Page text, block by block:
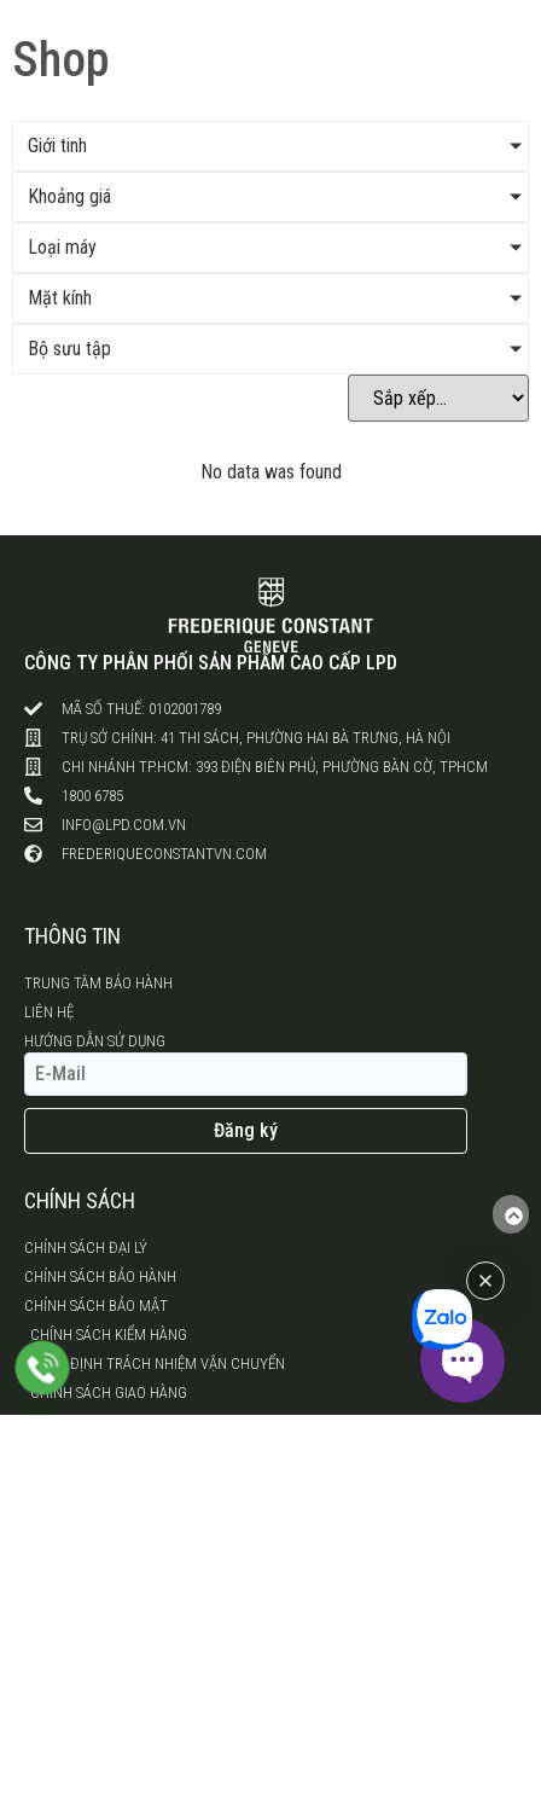
Shop
Giới tinh
Khoảng giá
Loại máy
Mặt kính
Bộ sưu tập
No data was found
CÔNG TY PHÂN PHỐI SẢN PHẨM CAO CẤP LPD
MÃ SỐ THUẾ: 0102001789
TRỤ SỞ CHÍNH: 41 THI SÁCH, PHƯỜNG HAI BÀ TRƯNG, HÀ NỘI
CHI NHÁNH TP.HCM: 393 ĐIỆN BIÊN PHỦ, PHƯỜNG BÀN CỜ, TPHCM
1800 6785
INFO@LPD.COM.VN
FREDERIQUECONSTANTVN.COM
THÔNG TIN
TRUNG TÂM BẢO HÀNH
LIÊN HỆ
HƯỚNG DẪN SỬ DỤNG
Đăng ký
CHÍNH SÁCH
CHÍNH SÁCH ĐẠI LÝ
CHÍNH SÁCH BẢO HÀNH
CHÍNH SÁCH BẢO MẬT
CHÍNH SÁCH KIỂM HÀNG
PHÂN ĐỊNH TRÁCH NHIỆM VẬN CHUYỂN
CHÍNH SÁCH GIAO HÀNG